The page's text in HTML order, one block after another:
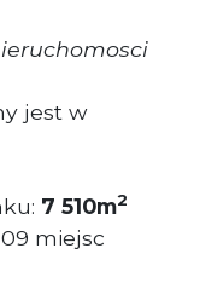
jest w
7 510m2
miejsc